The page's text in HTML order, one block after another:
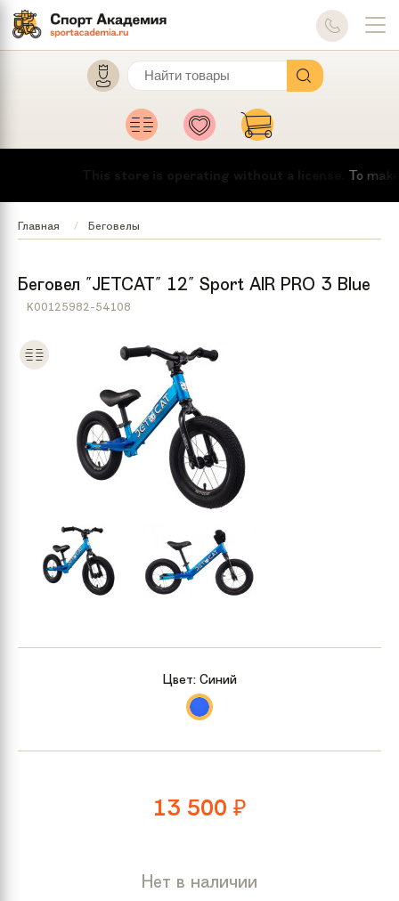
This store is operating without a license. To make
Главная Беговелы
Беговел "JETCAT" 12" Sport AIR PRO 3 Blue
K00125982-54108
13 500 ₽
Нет в наличии
Цвет: Синий